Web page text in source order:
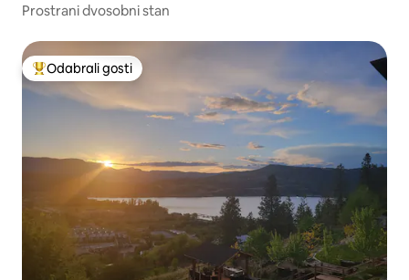
Prostrani dvosobni stan
Među najviše rangiranima s oznakom „Odabrali gosti”
Odabrali gosti